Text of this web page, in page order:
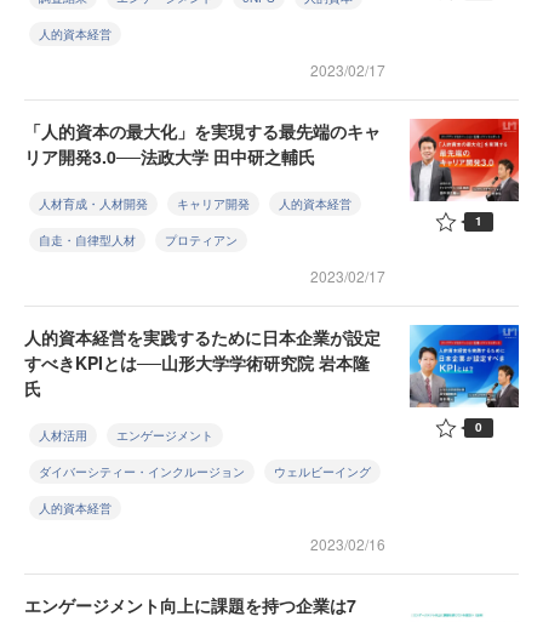
人的資本経営
2023/02/17
「人的資本の最大化」を実現する最先端のキャ
リア開発3.0──法政大学 田中研之輔氏
人材育成・人材開発 キャリア開発 人的資本経営
自走・自律型人材 プロティアン
2023/02/17
1
人的資本経営を実践するために日本企業が設定
すべきKPIとは──山形大学学術研究院 岩本隆
氏
人材活用 エンゲージメント
ダイバーシティー・インクルージョン ウェルビーイング
人的資本経営
2023/02/16
0
エンゲージメント向上に課題を持つ企業は7